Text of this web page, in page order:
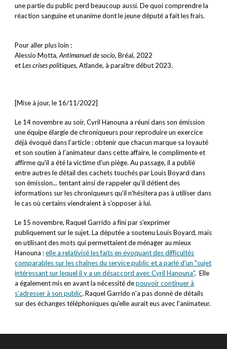
une partie du public perd beaucoup aussi. De quoi comprendre la
réaction sanguine et unanime dont le jeune député a fait les frais.
Pour aller plus loin :
Alessio Motta,Antimanuel de socio,Bréal, 2022
etLes crises politiques, Atlande, à paraître début 2023.
[Mise à jour, le 16/11/2022]
Le 14 novembre au soir, Cyril Hanouna a réuni dans son émission
une équipe élargie de chroniqueurs pour reproduire un exercice
déjà évoqué dans l’article : obtenir que chacun marque sa loyauté
et son soutien à l'animateur dans cette affaire, le complimente et
affirme qu'il a été la victime d'un piège. Au passage, il a publié
entre autres le détail des cachets touchés par Louis Boyard dans
son émission... tentant ainsi de rappeler qu’il détient des
informations sur les chroniqueurs qu’il n’hésitera pas à utiliser dans
le cas où certains viendraient à s’opposer à lui.
Le 15 novembre, Raquel Garrido a fini par s’exprimer
publiquement sur le sujet. La députée a soutenu Louis Boyard, mais
en utilisant des mots qui permettaient de ménager au mieux
Hanouna :elle a relativisé les faits en évoquant des difficultés
comparables sur les chaînes du service public et a parlé d'un "sujet
intéressant sur lequel il y a un désaccord avec Cyril Hanouna". Elle
a également mis en avant la nécessité depouvoir continuer à
s’adresser à son public. Raquel Garrido n'a pas donné de détails
sur des échanges téléphoniques qu'elle aurait eus avec l'animateur.